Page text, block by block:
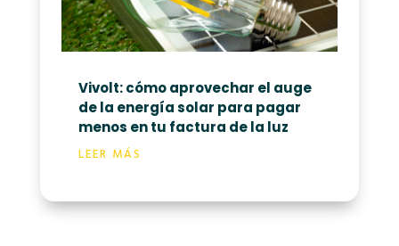
Vivolt: cómo aprovechar el auge
de la energía solar para pagar
menos en tu factura de la luz
LEER MÁS